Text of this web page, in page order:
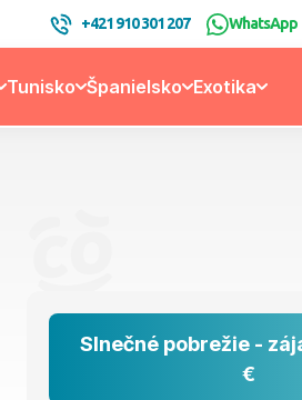
+421 910 301 207 WhatsApp
Tunisko Španielsko Exotika
Slnečné pobrežie -
€